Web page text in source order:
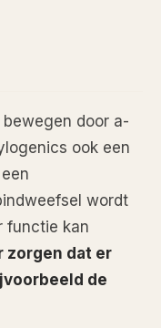
door a-
ook een
wordt
functie kan
zorgen dat er
de